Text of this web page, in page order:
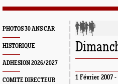
PHOTOS 30 ANS CAR
HISTORIQUE
ADHESION 2026/2027
COMITE DIRECTEUR 1 Février 2007 -